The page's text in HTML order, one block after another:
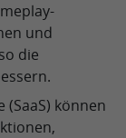
und
die
(SaaS) können